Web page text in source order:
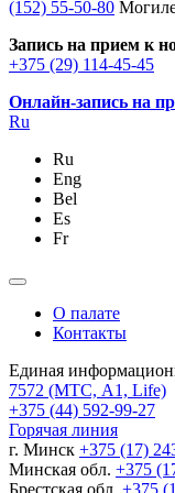
(152) 55-50-80
Запись на прием к
+375 (29) 114-45-45
Онлайн-запись на
Ru
Ru
Eng
Bel
Es
Fr
О палате
Контакты
Единая
7572 (МТС, A1, Life)
+375 (44) 592-99-27
Горячая линия
г. Минск +375 (17)
Минская обл. +375
Брестская обл. +375